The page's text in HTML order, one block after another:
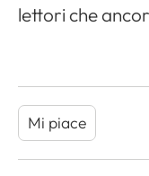
lettori che
Mi piace